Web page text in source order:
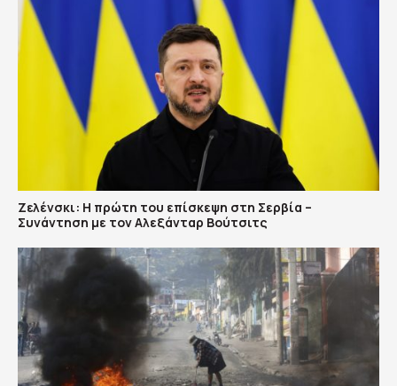
Ζελένσκι: Η πρώτη του επίσκεψη στη Σερβία –
Συνάντηση με τον Αλεξάνταρ Βούτσιτς